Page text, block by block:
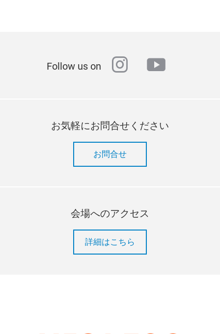
Follow us on instagram
youtube
お気軽にお問合せください
お問合せ
会場へのアクセス
詳細はこちら